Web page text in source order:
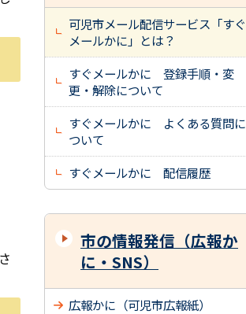
可児市メール配信サービス「すぐ
メールかに」とは？
すぐメールかに 登録手順・変
更・解除について
すぐメールかに よくある質問に
ついて
すぐメールかに 配信履歴
市の情報発信（広報か
に・SNS）
広報かに（可児市広報紙）